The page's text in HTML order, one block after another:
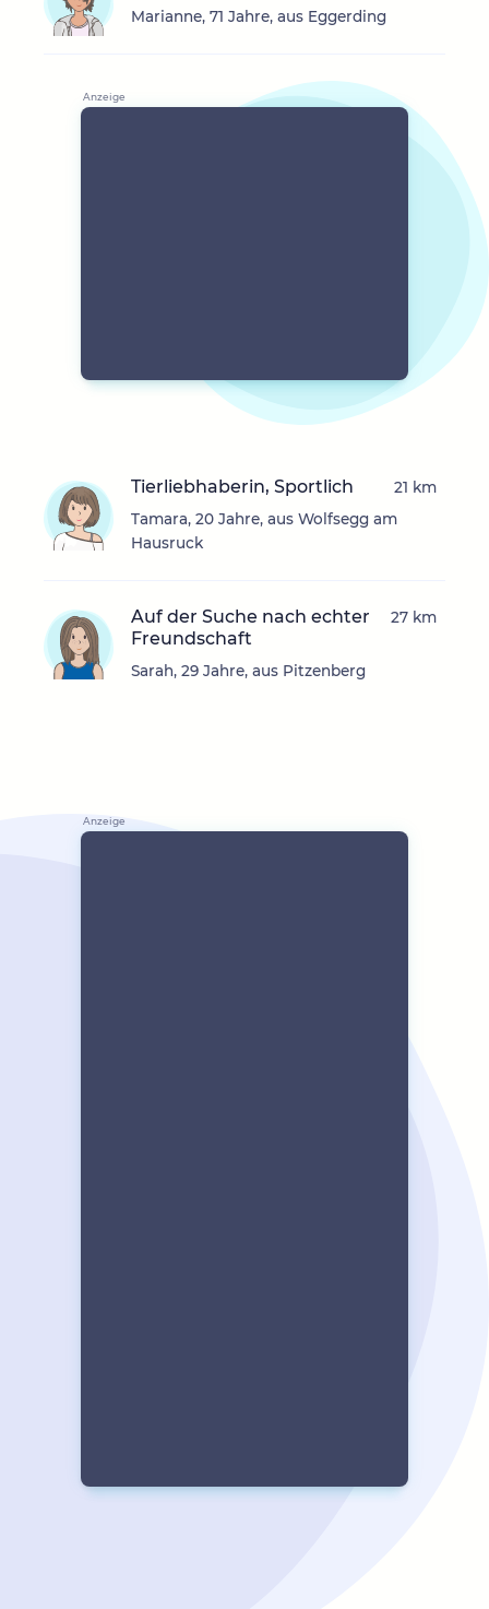
Marianne, 71 Jahre, aus Eggerding
Tierliebhaberin, Sportlich
Tamara, 20 Jahre, aus Wolfsegg am
Hausruck
21 km
Auf der Suche nach echter
Freundschaft
Sarah, 29 Jahre, aus Pitzenberg
27 km